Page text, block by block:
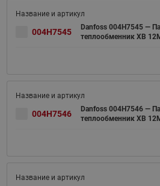
004H7545
Danfoss 004H7545 —
теплообменник XB
004H7546
Danfoss 004H7546 —
теплообменник XB